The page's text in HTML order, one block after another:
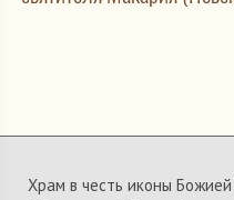
Храм в честь иконы